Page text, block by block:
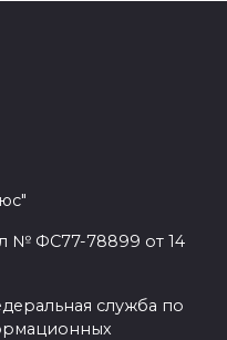
№ ФС77-78899 от 14
служба по